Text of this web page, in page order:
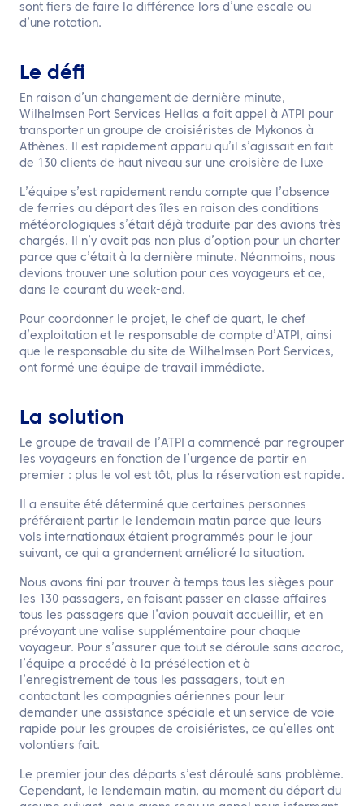
sont fiers de faire la différence lors d’une escale ou
d’une rotation.
Le défi
En raison d’un changement de dernière minute,
Wilhelmsen Port Services Hellas a fait appel à ATPI pour
transporter un groupe de croisiéristes de Mykonos à
Athènes. Il est rapidement apparu qu’il s’agissait en fait
de 130 clients de haut niveau sur une croisière de luxe
L’équipe s’est rapidement rendu compte que l’absence
de ferries au départ des îles en raison des conditions
météorologiques s’était déjà traduite par des avions très
chargés. Il n’y avait pas non plus d’option pour un charter
parce que c’était à la dernière minute. Néanmoins, nous
devions trouver une solution pour ces voyageurs et ce,
dans le courant du week-end.
Pour coordonner le projet, le chef de quart, le chef
d’exploitation et le responsable de compte d’ATPI, ainsi
que le responsable du site de Wilhelmsen Port Services,
ont formé une équipe de travail immédiate.
La solution
Le groupe de travail de l’ATPI a commencé par regrouper
les voyageurs en fonction de l’urgence de partir en
premier : plus le vol est tôt, plus la réservation est rapide.
Il a ensuite été déterminé que certaines personnes
préféraient partir le lendemain matin parce que leurs
vols internationaux étaient programmés pour le jour
suivant, ce qui a grandement amélioré la situation.
Nous avons fini par trouver à temps tous les sièges pour
les 130 passagers, en faisant passer en classe affaires
tous les passagers que l’avion pouvait accueillir, et en
prévoyant une valise supplémentaire pour chaque
voyageur. Pour s’assurer que tout se déroule sans accroc,
l’équipe a procédé à la présélection et à
l’enregistrement de tous les passagers, tout en
contactant les compagnies aériennes pour leur
demander une assistance spéciale et un service de voie
rapide pour les groupes de croisiéristes, ce qu’elles ont
volontiers fait.
Le premier jour des départs s’est déroulé sans problème.
Cependant, le lendemain matin, au moment du départ du